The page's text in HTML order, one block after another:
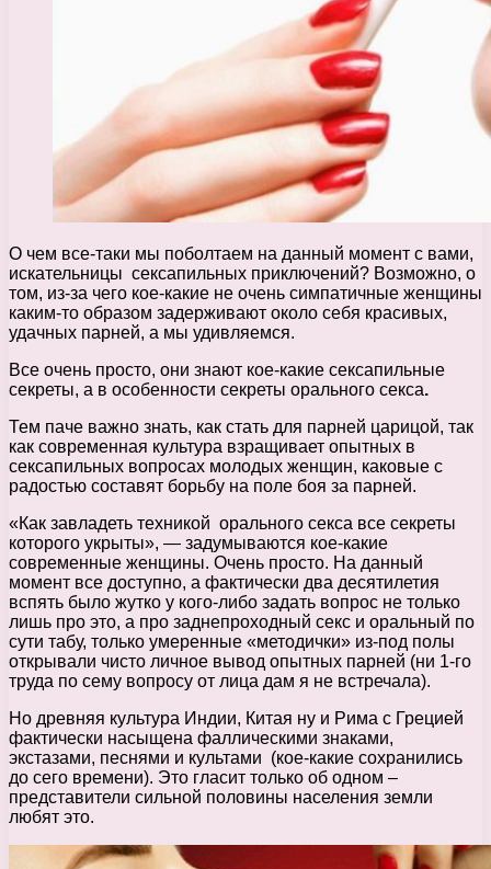
О чем все-таки мы поболтаем на данный момент с вами,
искательницы сексапильных приключений? Возможно, о
том, из-за чего кое-какие не очень симпатичные женщины
каким-то образом задерживают около себя красивых,
удачных парней, а мы удивляемся.
Все очень просто, они знают кое-какие сексапильные
секреты, а в особенности секреты орального секса.
Тем паче важно знать, как стать для парней царицой, так
как современная культура взращивает опытных в
сексапильных вопросах молодых женщин, каковые с
радостью составят борьбу на поле боя за парней.
«Как завладеть техникой орального секса все секреты
которого укрыты», — задумываются кое-какие
современные женщины. Очень просто. На данный
момент все доступно, а фактически два десятилетия
вспять было жутко у кого-либо задать вопрос не только
лишь про это, а про заднепроходный секс и оральный по
сути табу, только умеренные «методички» из-под полы
открывали чисто личное вывод опытных парней (ни 1-го
труда по сему вопросу от лица дам я не встречала).
Но древняя культура Индии, Китая ну и Рима с Грецией
фактически насыщена фаллическими знаками,
экстазами, песнями и культами (кое-какие сохранились
до сего времени). Это гласит только об одном –
представители сильной половины населения земли
любят это.